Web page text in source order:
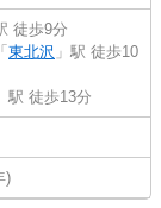
徒歩9分
「 東北沢 」駅 徒歩10
駅 徒歩13分
)